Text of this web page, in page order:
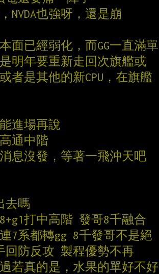
也強呀，還是崩
面已經弱化，而GG一直滿單
明年要重新走回次旗艦或
者是其他的新CPU，在旗艦
進場再說
通中階
息沒發，等著一飛沖天吧
去嗎
打中高階 發哥8千融合
7系都轉gg 8千發哥不是絕
防反攻 製程優勢不再
若真的是，水果的單好不好